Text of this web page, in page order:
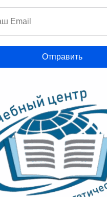
Отправить